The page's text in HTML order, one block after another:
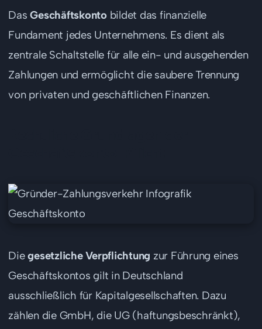
DasGeschäftskonto bildet das finanzielle
Fundament jedes Unternehmens. Es dient als
zentrale Schaltstelle für alle ein- und ausgehenden
Zahlungen und ermöglicht die saubere Trennung
von privaten und geschäftlichen Finanzen.
Diegesetzliche Verpflichtung zur Führung eines
Geschäftskontos gilt in Deutschland
ausschließlich für Kapitalgesellschaften. Dazu
zählen die GmbH, die UG (haftungsbeschränkt),